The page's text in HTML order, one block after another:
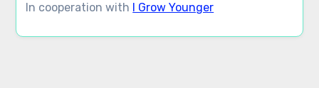
In cooperation with I Grow Younger